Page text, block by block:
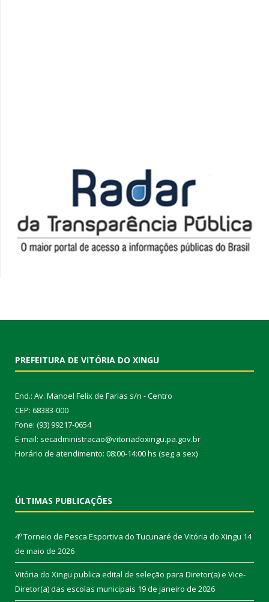
PREFEITURA DE VITÓRIA DO XINGU
End.: Av. Manoel Felix de Farias s/n - Centro
CEP: 68383-000
Fone: (93) 99217-0654
E-mail: secadministracao@vitoriadoxingu.pa.gov.br
Horário de atendimento: 08:00-14:00 hs (seg a sex)
ÚLTIMAS PUBLICAÇÕES
4º Torneio de Pesca Esportiva do Tucunaré de Vitória do Xingu 14
de maio de 2026
Vitória do Xingu publica edital de seleção para Diretor(a) e Vice-
Diretor(a) das escolas municipais 19 de janeiro de 2026